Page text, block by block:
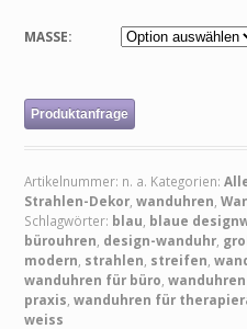
MASSE:
Produktanfrage
Artikelnummer: n. a. Kategorien:
Strahlen-Dekor ,wanduhren ,
Schlagwörter: blau blaue
bürouhren design-wanduhr
modern strahlen streifen ,
wanduhren für büro ,
praxis ,wanduhren für
weiss